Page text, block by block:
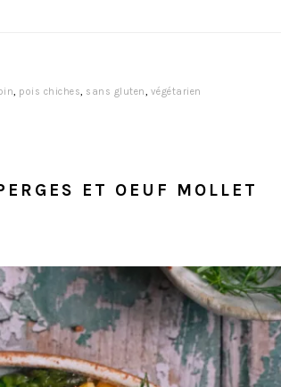
, pois chiches, sans gluten, végétarien
ET OEUF MOLLET